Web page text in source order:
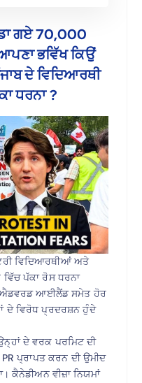
ਗਏ 70,000
ਭਵਿੱਖ ਕਿਉਂ
ਦੇ ਵਿਦਿਆਰਥੀ
ਧਰਨਾ ?
ਵਿਦਿਆਰਥੀਆਂ ਅਤੇ
ਪੱਕਾ ਰੋਸ ਧਰਨਾ
ਐਡਵਰਡ ਆਈਲੈਂਡ ਸਮੇਤ ਹੋਰ
ਦੇ ਵਿਰੋਧ ਪ੍ਰਦਰਸ਼ਨ ਹੁੰਦੇ
ਦੇ ਵਰਕ ਪਰਮਿਟ ਦੀ
ਪ੍ਰਾਪਤ ਕਰਨ ਦੀ ਉਮੀਦ
ਕੈਨੇਡੀਅਨ ਵੀਜ਼ਾ ਨਿਯਮਾਂ